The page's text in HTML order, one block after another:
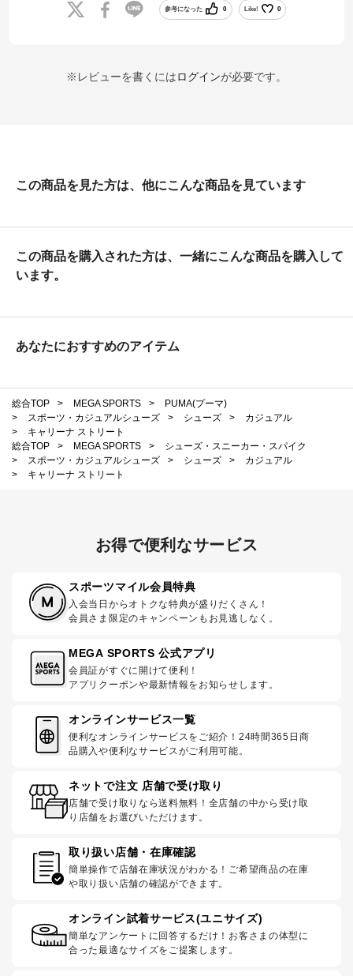
参考になった 0 Like! 0
※レビューを書くにはログインが必要です。
この商品を見た方は、他にこんな商品を見ています
この商品を購入された方は、一緒にこんな商品を購入して
います。
あなたにおすすめのアイテム
総合TOP > MEGA SPORTS >
PUMA(プーマ)
>
スポーツ・カジュアルシューズ > シューズ >
カジュアル
>
キャリーナ ストリート
総合TOP
> MEGA SPORTS >
シューズ・スニーカー・スパイク
>
スポーツ・カジュアルシューズ > シューズ >
カジュアル
>
キャリーナ ストリート
お得で便利なサービス
スポーツマイル会員特典
入会当日からオトクな特典が盛りだくさん！
会員さま限定のキャンペーンもお見逃しなく。
MEGA SPORTS 公式アプリ
会員証がすぐに開けて便利！
アプリクーポンや最新情報をお知らせします。
オンラインサービス一覧
便利なオンラインサービスをご紹介！24時間365日商
品購入や便利なサービスがご利用可能。
ネットで注文 店舗で受け取り
店舗で受け取りなら送料無料！全店舗の中から受け取
り店舗をお選びいただけます。
取り扱い店舗・在庫確認
簡単操作で店舗在庫状況がわかる！ご希望商品の在庫
や取り扱い店舗の確認ができます。
オンライン試着サービス(ユニサイズ)
簡単なアンケートに回答するだけ！お客さまの体型に
合った最適なサイズをご提案します。